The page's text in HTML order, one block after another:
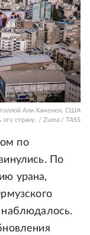
Али Хаменеи, США
эту страну. / Zuma / TASS
по
По
урана,